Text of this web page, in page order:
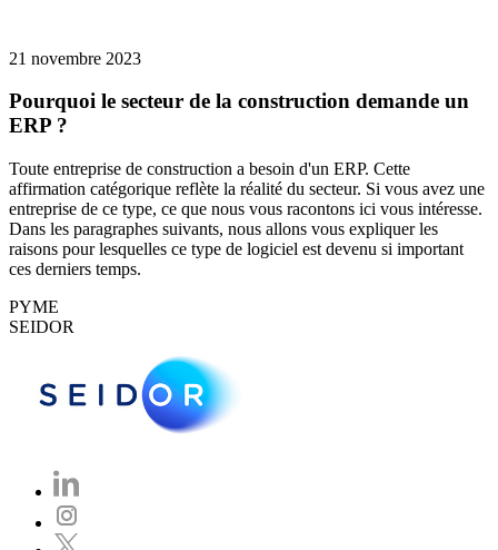
21 novembre 2023
Pourquoi le secteur de la construction demande un
ERP ?
Toute entreprise de construction a besoin d'un ERP. Cette
affirmation catégorique reflète la réalité du secteur. Si vous avez une
entreprise de ce type, ce que nous vous racontons ici vous intéresse.
Dans les paragraphes suivants, nous allons vous expliquer les
raisons pour lesquelles ce type de logiciel est devenu si important
ces derniers temps.
PYME
SEIDOR